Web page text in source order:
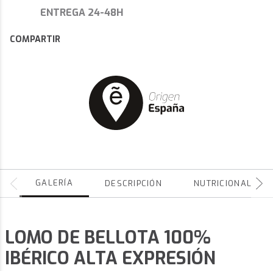
ENTREGA 24-48H
COMPARTIR
GALERÍA DESCRIPCIÓN NUTRICIONALES
LOMO DE BELLOTA 100%
IBÉRICO ALTA EXPRESIÓN